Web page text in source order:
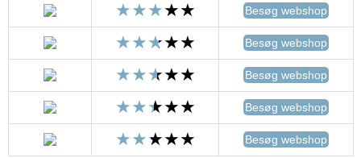
Besøg webshop
Besøg webshop
Besøg webshop
Besøg webshop
Besøg webshop